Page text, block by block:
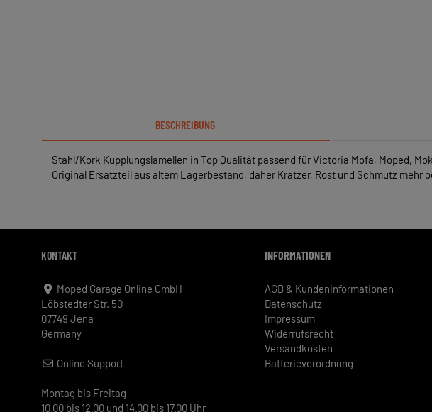
BESCHREIBUNG
Stahl/Kork Kupplungslamellen in Top Qualität passend für Victoria Mofa, Moped,
Original Ersatzteil aus altem Lagerbestand, daher Kratzer, Rost und Schmutz mehr
KONTAKT
Moped Garage Online GmbH
Löbstedter Str. 50
07749 Jena
Germany
Online Support
Montag bis Freitag
10.00 bis 12.00 und 14.00 bis 17.00 Uhr
INFORMATIONEN
AGB & Kundeninformationen
Datenschutz
Impressum
Widerrufsrecht
Versandkosten
Batterieverordnung